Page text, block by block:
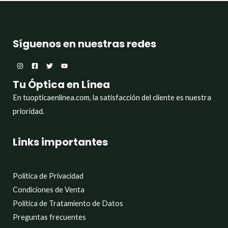
Síguenos en nuestras redes
Tu Óptica en Línea
En tuopticaenlinea.com, la satisfacción del cliente es nuestra
prioridad.
Links importantes
Política de Privacidad
Condiciones de Venta
Política de Tratamiento de Datos
Preguntas frecuentes